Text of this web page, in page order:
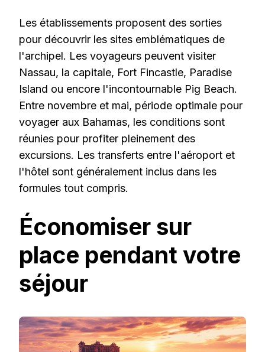
Les établissements proposent des sorties
pour découvrir les sites emblématiques de
l'archipel. Les voyageurs peuvent visiter
Nassau, la capitale, Fort Fincastle, Paradise
Island ou encore l'incontournable Pig Beach.
Entre novembre et mai, période optimale pour
voyager aux Bahamas, les conditions sont
réunies pour profiter pleinement des
excursions. Les transferts entre l'aéroport et
l'hôtel sont généralement inclus dans les
formules tout compris.
Économiser sur
place pendant votre
séjour